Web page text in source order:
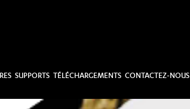
SUPPORTS TÉLÉCHARGEMENTS CONTACTEZ-NOUS